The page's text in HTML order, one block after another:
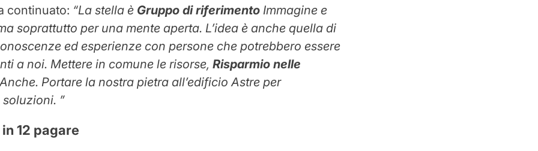
continuato: “La stella è Gruppo di riferimentoImmagine e
soprattutto per una mente aperta. L’idea è anche quella di
ed esperienze con persone che potrebbero essere
a noi. Mettere in comune le risorse,Risparmio nelle
Portare la nostra pietra all’edificio Astre per
”
12 pagare